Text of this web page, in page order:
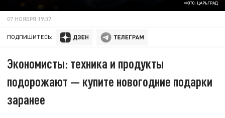
ФОТО: ЦАРЬГРАД
07 НОЯБРЯ 19:07
ПОДПИШИТЕСЬ:
Экономисты: техника и продукты
подорожают — купите новогодние подарки
заранее